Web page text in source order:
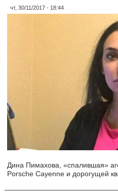
чт, 30/11/2017 - 18:44
Дина Пимахова, «спалившая»
Porsche Cayenne и дорогущей